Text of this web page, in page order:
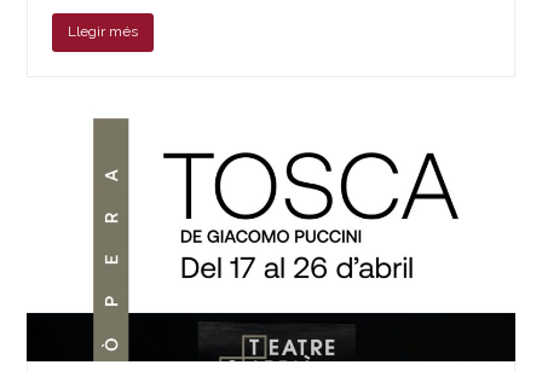
Llegir més